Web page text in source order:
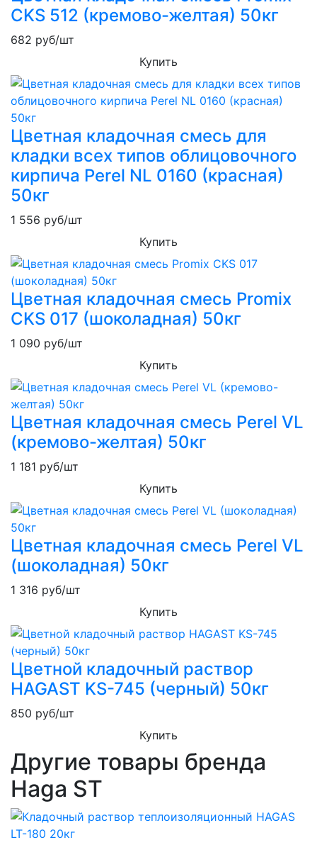
CKS 512 (кремово-желтая) 50кг
682 руб/шт
Купить
Цветная кладочная смесь для
кладки всех типов облицовочного
кирпича Perel NL 0160 (красная)
50кг
1 556 руб/шт
Купить
Цветная кладочная смесь Promix
CKS 017 (шоколадная) 50кг
1 090 руб/шт
Купить
Цветная кладочная смесь Perel VL
(кремово-желтая) 50кг
1 181 руб/шт
Купить
Цветная кладочная смесь Perel VL
(шоколадная) 50кг
1 316 руб/шт
Купить
Цветной кладочный раствор
HAGAST KS-745 (черный) 50кг
850 руб/шт
Купить
Другие товары бренда
Haga ST